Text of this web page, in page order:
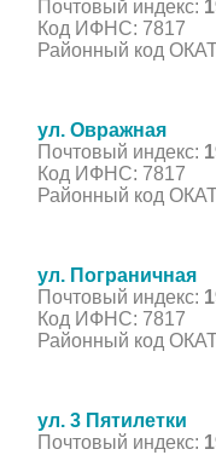
Почтовый индекс:
Код ИФНС: 7817
Районный код
ул. Овражная
Почтовый индекс:
Код ИФНС: 7817
Районный код
ул. Пограничная
Почтовый индекс:
Код ИФНС: 7817
Районный код
ул. 3 Пятилетки
Почтовый индекс: